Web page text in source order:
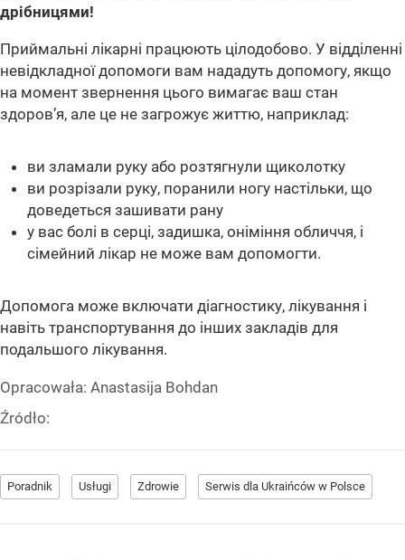
дрібницями!
Приймальні лікарні працюють цілодобово. У відділенні
невідкладної допомоги вам нададуть допомогу, якщо
на момент звернення цього вимагає ваш стан
здоров’я, але це не загрожує життю, наприклад:
ви зламали руку або розтягнули щиколотку
ви розрізали руку, поранили ногу настільки, що
доведеться зашивати рану
у вас болі в серці, задишка, оніміння обличчя, і
сімейний лікар не може вам допомогти.
Допомога може включати діагностику, лікування і
навіть транспортування до інших закладів для
подальшого лікування.
Opracowała: Anastasija Bohdan
Źródło:
Poradnik Usługi Zdrowie Serwis dla Ukraińców w Polsce